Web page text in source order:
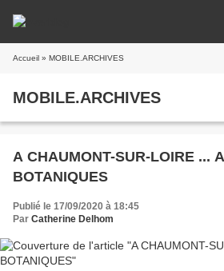
Accueil » MOBILE.ARCHIVES
MOBILE.ARCHIVES
A CHAUMONT-SUR-LOIRE ...
BOTANIQUES
Publié le 17/09/2020 à 18:45
Par Catherine Delhom